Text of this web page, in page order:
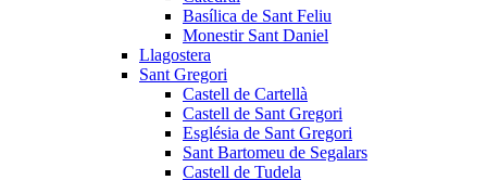
Basílica de Sant Feliu
Monestir Sant Daniel
Llagostera
Sant Gregori
Castell de Cartellà
Castell de Sant Gregori
Església de Sant Gregori
Sant Bartomeu de Segalars
Castell de Tudela